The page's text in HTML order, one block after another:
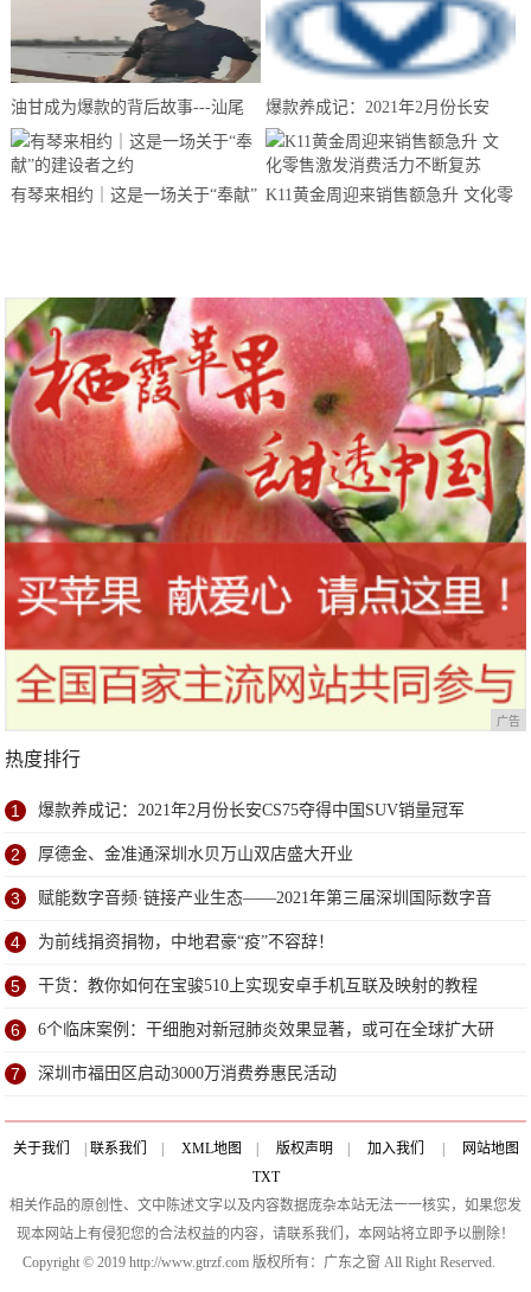
油甘成为爆款的背后故事---汕尾
南果农业带你来揭晓
爆款养成记：2021年2月份长安
CS75夺得中国SUV销量冠军
有琴来相约｜这是一场关于“奉献” K11黄金周迎来销售额急升 文化零
广告
热度排行
1 爆款养成记：2021年2月份长安CS75夺得中国SUV销量冠军
2 厚德金、金准通深圳水贝万山双店盛大开业
3 赋能数字音频·链接产业生态——2021年第三届深圳国际数字音
频产业展6月深圳盛大开幕
4 为前线捐资捐物，中地君豪“疫”不容辞！
5 干货：教你如何在宝骏510上实现安卓手机互联及映射的教程
6 6个临床案例：干细胞对新冠肺炎效果显著，或可在全球扩大研
究
7 深圳市福田区启动3000万消费券惠民活动
关于我们 联系我们 XML地图 版权声明 加入我们
网站地图
TXT
相关作品的原创性、文中陈述文字以及内容数据庞杂本站无法一一核实，如果您发
现本网站上有侵犯您的合法权益的内容，请联系我们，本网站将立即予以删除！
Copyright © 2019 http://www.gtrzf.com 版权所有：广东之窗 All Right Reserved.